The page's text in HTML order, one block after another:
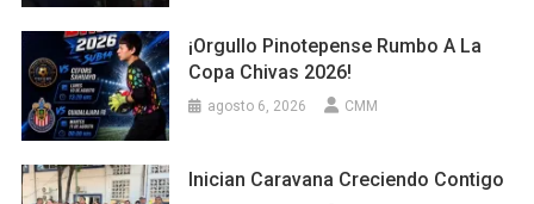
¡Orgullo Pinotepense Rumbo A La
Copa Chivas 2026!
agosto 6, 2026 CMM
Inician Caravana Creciendo Contigo